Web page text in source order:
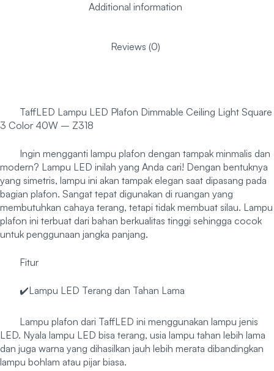
Additional information
Reviews (0)
TaffLED Lampu LED Plafon Dimmable Ceiling Light Square
3 Color 40W – Z318
Ingin mengganti lampu plafon dengan tampak minmalis dan
modern? Lampu LED inilah yang Anda cari! Dengan bentuknya
yang simetris, lampu ini akan tampak elegan saat dipasang pada
bagian plafon. Sangat tepat digunakan di ruangan yang
membutuhkan cahaya terang, tetapi tidak membuat silau. Lampu
plafon ini terbuat dari bahan berkualitas tinggi sehingga cocok
untuk penggunaan jangka panjang.
Fitur
✔️Lampu LED Terang dan Tahan Lama
Lampu plafon dari TaffLED ini menggunakan lampu jenis
LED. Nyala lampu LED bisa terang, usia lampu tahan lebih lama
dan juga warna yang dihasilkan jauh lebih merata dibandingkan
lampu bohlam atau pijar biasa.